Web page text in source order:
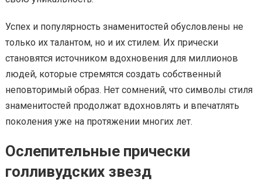
Успех и популярность знаменитостей обусловлены не
только их талантом, но и их стилем. Их прически
становятся источником вдохновения для миллионов
людей, которые стремятся создать собственный
неповторимый образ. Нет сомнений, что символы стиля
знаменитостей продолжат вдохновлять и впечатлять
поколения уже на протяжении многих лет.
Ослепительные прически
голливудских звезд